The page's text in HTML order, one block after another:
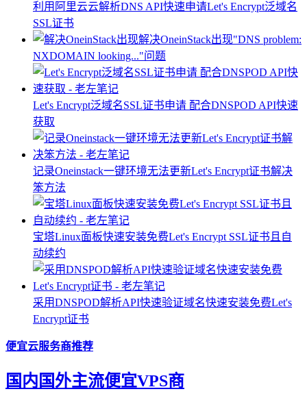
利用阿里云云解析DNS API快速申请Let's Encrypt泛域名
SSL证书
解决OneinStack出现"DNS problem:
NXDOMAIN looking..."问题
Let's Encrypt泛域名SSL证书申请 配合DNSPOD API快速
获取
记录Oneinstack一键环境无法更新Let's Encrypt证书解决
笨方法
宝塔Linux面板快速安装免费Let's Encrypt SSL证书且自
动续约
采用DNSPOD解析API快速验证域名快速安装免费Let's
Encrypt证书
便宜云服务商推荐
国内国外主流便宜VPS商